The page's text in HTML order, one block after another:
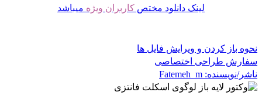
لینک دانلود مختص کاربران ویژه میباشد
نحوه باز کردن و ویرایش فایل ها
سفارش طراحی اختصاصی
ناشر/نویسنده: Fatemeh_m